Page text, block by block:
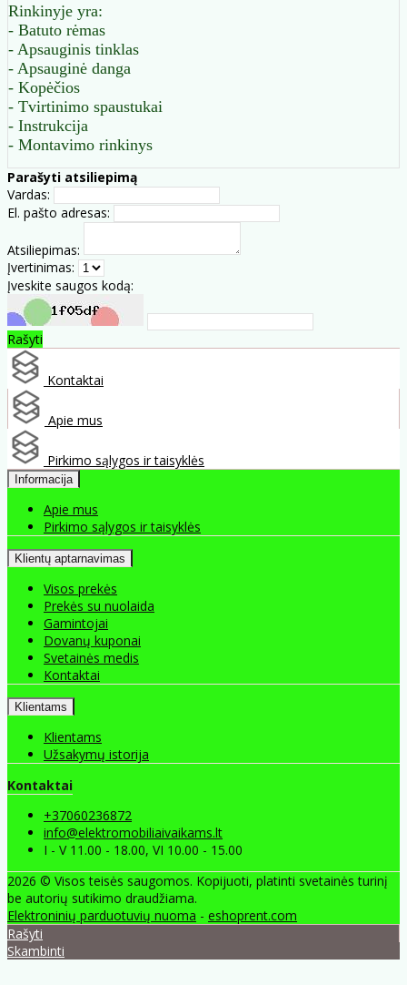
Rinkinyje yra:
- Batuto rėmas
- Apsauginis tinklas
- Apsauginė danga
- Kopėčios
- Tvirtinimo spaustukai
- Instrukcija
- Montavimo rinkinys
Parašyti atsiliepimą
Vardas:
El. pašto adresas:
Atsiliepimas:
Įvertinimas:
Įveskite saugos kodą:
Rašyti
Kontaktai
Apie mus
Pirkimo sąlygos ir taisyklės
Informacija
Apie mus
Pirkimo sąlygos ir taisyklės
Klientų aptarnavimas
Visos prekės
Prekės su nuolaida
Gamintojai
Dovanų kuponai
Svetainės medis
Kontaktai
Klientams
Klientams
Užsakymų istorija
Kontaktai
+37060236872
info@elektromobiliaivaikams.lt
I - V 11.00 - 18.00, VI 10.00 - 15.00
2026 © Visos teisės saugomos. Kopijuoti, platinti svetainės turinį
be autorių sutikimo draudžiama.
Elektroninių parduotuvių nuoma - eshoprent.com
Rašyti
Skambinti